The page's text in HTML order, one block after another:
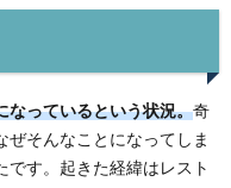
なっているという状況。奇
そんなことになってしま
です。起きた経緯はレスト